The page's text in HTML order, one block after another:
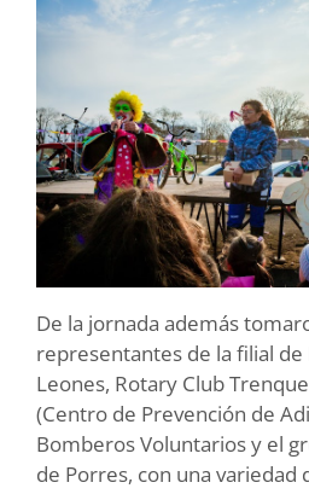
De la jornada además
representantes de la filial de
Leones, Rotary Club
(Centro de Prevención de
Bomberos Voluntarios y el
de Porres, con una variedad